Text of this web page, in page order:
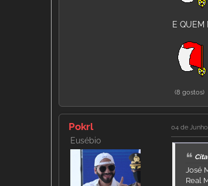
E QUEM
(8 gostos)
Pokrl
Eusébio
04 de
José
Real